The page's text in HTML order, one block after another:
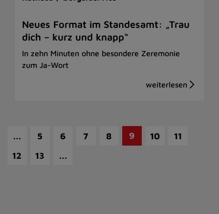
Neues Format im Standesamt: „Trau
dich – kurz und knapp“
In zehn Minuten ohne besondere Zeremonie
zum Ja-Wort
… 5 6 7 8 9 10
11
12
13 …